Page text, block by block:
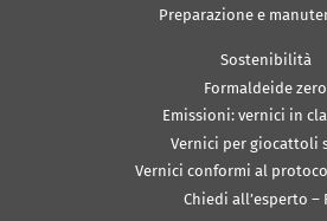
Preparazione e
Sostenibilità
Formaldeide zero
Emissioni: vernici in
Vernici per giocattoli
Vernici conformi al
Chiedi all’esperto –